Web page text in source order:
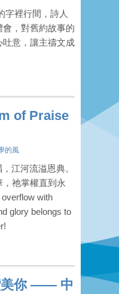
字裡行間，詩人
，對舊約故事的
意，讓主禱文成
of Praise
的風
江河流溢恩典。
祂掌權直到永
with
glory belongs to
美你 —— 中